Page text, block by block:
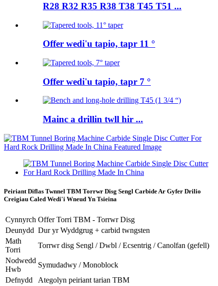
R28 R32 R35 R38 T38 T45 T51 ...
Offer wedi'u tapio, tapr 11 °
Offer wedi'u tapio, tapr 7 °
Mainc a drillin twll hir ...
Peiriant Diflas Twnnel TBM Torrwr Disg Sengl Carbide Ar Gyfer Drilio
Creigiau Caled Wedi'i Wneud Yn Tsieina
Cynnyrch Offer Torri TBM - Torrwr Disg
Deunydd Dur yr Wyddgrug + carbid twngsten
Math
Torri
Torrwr disg Sengl / Dwbl / Ecsentrig / Canolfan (gefell)
Nodwedd
Hwb
Symudadwy / Monoblock
Defnydd
Ategolyn peiriant tarian TBM